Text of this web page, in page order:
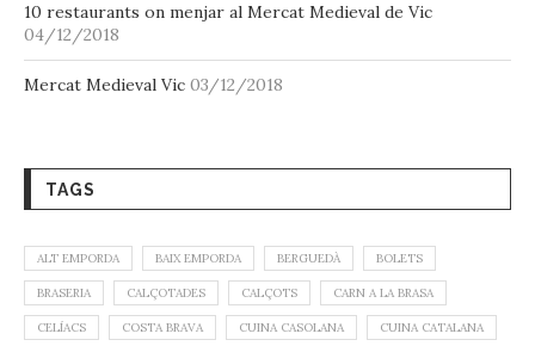
10 restaurants on menjar al Mercat Medieval de Vic
04/12/2018
Mercat Medieval Vic 03/12/2018
TAGS
ALT EMPORDA BAIX EMPORDA BERGUEDÀ BOLETS
BRASERIA CALÇOTADES CALÇOTS CARN A LA BRASA
CELÍACS COSTA BRAVA CUINA CASOLANA CUINA CATALANA